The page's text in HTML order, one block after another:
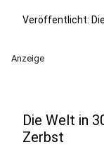
Veröffentlicht:
Anzeige
Die Welt in
Zerbst